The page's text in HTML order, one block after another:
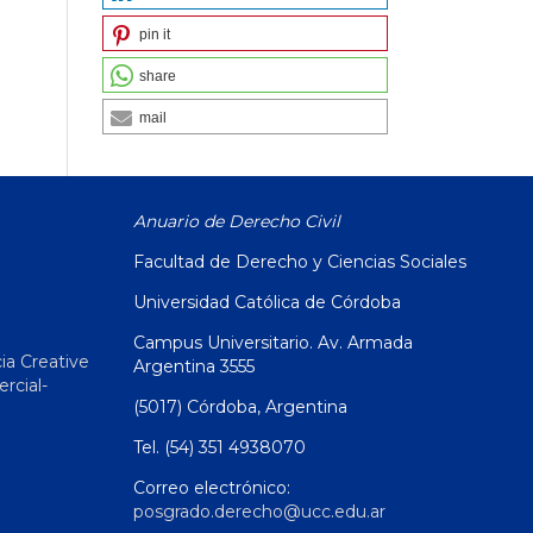
pin it
share
mail
Creative
Anuario de Derecho Civil
Facultad de Derecho y Ciencias Sociales
Universidad Católica de Córdoba
Campus Universitario. Av. Armada
Argentina 3555
(5017) Córdoba, Argentina
Tel. (54) 351 4938070
Correo electrónico:
posgrado.derecho@ucc.edu.ar